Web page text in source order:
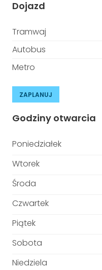
Dojazd
Tramwaj
Autobus
Metro
ZAPLANUJ
Godziny otwarcia
Poniedziałek
Wtorek
Środa
Czwartek
Piątek
Sobota
Niedziela